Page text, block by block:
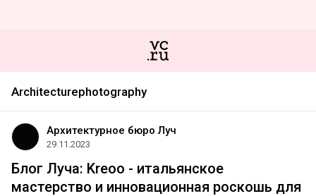
Architecturephotography
Архитектурное бюро Луч
29.11.2023
Блог Луча: Kreoo - итальянское
мастерство и инновационная роскошь для